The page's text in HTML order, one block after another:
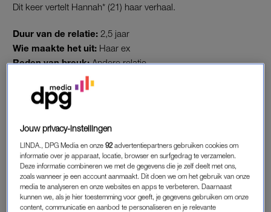
Dit keer vertelt Hannah* (21) haar verhaal.
Duur van de relatie: 2,5 jaar
Wie maakte het uit: Haar ex
Reden van breuk:Andere relatie
MANIPULATIEVE EX
stonden samen in de rij en raakten aan de praat. De rest van
de dag hebben we met vrienden door het park gelopen. Toen
we daarna nog een paar keer afspraken, sloeg de vonk over.
Een paar weken later waren we een setje.
In het begin was het gezellig en leuk. Maar na zes maanden
Jouw privacy-instellingen
LINDA., DPG Media en onze92 advertentiepartners gebruiken cookies om
informatie over je apparaat, locatie, browser en surfgedrag te verzamelen.
Deze informatie combineren we met de gegevens die je zelf deelt met ons,
zoals wanneer je een account aanmaakt. Dit doen we om het gebruik van onze
media te analyseren en onze websites en apps te verbeteren. Daarnaast
kunnen we, als je hier toestemming voor geeft, je gegevens gebruiken om onze
content, communicatie en aanbod te personaliseren en je relevante